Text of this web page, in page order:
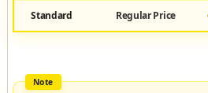
Standard Regular Price